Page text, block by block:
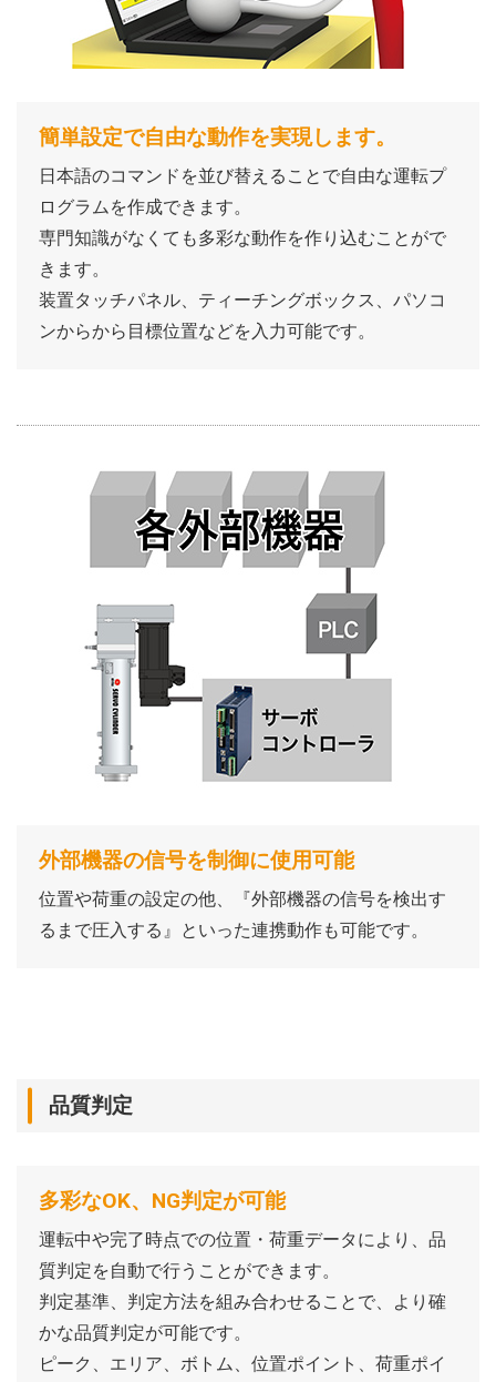
簡単設定で自由な動作を実現します。
日本語のコマンドを並び替えることで自由な運転プ
ログラムを作成できます。
専門知識がなくても多彩な動作を作り込むことがで
きます。
装置タッチパネル、ティーチングボックス、パソコ
ンからから目標位置などを入力可能です。
外部機器の信号を制御に使用可能
位置や荷重の設定の他、『外部機器の信号を検出す
るまで圧入する』といった連携動作も可能です。
品質判定
多彩なOK、NG判定が可能
運転中や完了時点での位置・荷重データにより、品
質判定を自動で行うことができます。
判定基準、判定方法を組み合わせることで、より確
かな品質判定が可能です。
ピーク、エリア、ボトム、位置ポイント、荷重ポイ